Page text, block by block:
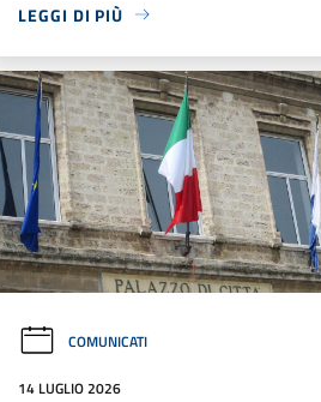
LEGGI DI PIÙ
COMUNICATI
14 LUGLIO 2026